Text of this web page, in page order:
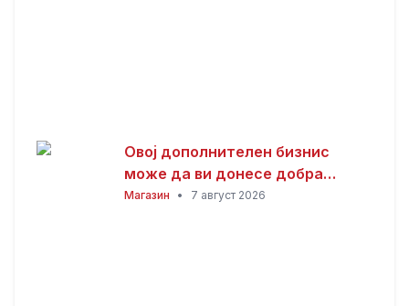
Овој дополнителен бизнис
може да ви донесе добра
заработка од дома: Не ви треба
Магазин • 7 август 2026